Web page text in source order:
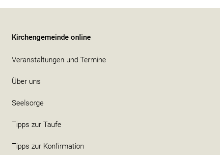
Kirchengemeinde online
Veranstaltungen und Termine
Über uns
Seelsorge
Tipps zur Taufe
Tipps zur Konfirmation